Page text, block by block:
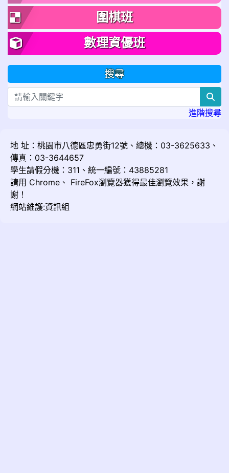
圍棋班
數理資優班
搜尋
進階搜尋
地 址：桃園市八德區忠勇街12號、總機：03-3625633、
傳真：03-3644657
學生請假分機：311、統一編號：43885281
請用 Chrome 、 FireFox瀏覽器獲得最佳瀏覽效果，謝
謝！
網站維護:資訊組